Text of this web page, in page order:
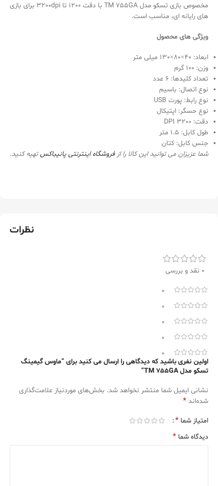
مخصوص بازی تسکو مدل TM 755GA با دقت 1200 تا 3200dpi برای بازی
های رایانه ای، مناسب است.
ویژگی های محصول
ابعاد: 40×80×130 میلی متر
وزن: 100 گرم
تعداد کلیدها: 6 عدد
نوع اتصال: باسیم
نوع رابط: پورت USB
نوع حسگر: اپتیکال
دقت: 3200 DPI
طول کابل: 1.5 متر
جنس کابل: کتان
شما عزیزان می توانید این کالا را ازفروشگاه اینترنتی پانیباکستهیه کنید.
نظرات
0 نقد و بررسی
0
0
0
0
0
اولین نفری باشید که دیدگاهی را ارسال می کنید برای “ماوس گیمینگ
تسکو مدل TM 755GA”
نشانی ایمیل شما منتشر نخواهد شد. بخش‌های موردنیاز علامت‌گذاری
شده‌اند *
امتیاز شما *
دیدگاه شما *